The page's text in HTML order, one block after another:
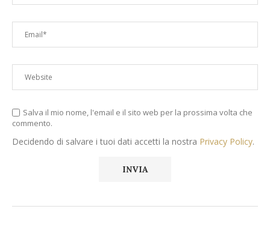
Salva il mio nome, l'email e il sito web per la prossima volta che
commento.
Decidendo di salvare i tuoi dati accetti la nostra Privacy Policy.